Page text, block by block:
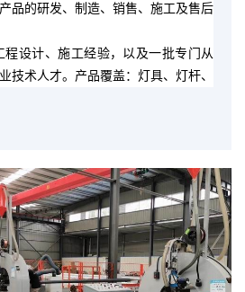
品的研发、制造、销售、施工及售后
程设计、施工经验，以及一批专门从
技术人才。产品覆盖：灯具、灯杆、
能控制器、锂电池、太阳能光伏电站
应用于市政道路照明、太阳能照明、
测、交通安全等多个领域，并针对不
性能良好，价格合理的系统方案，为
造专业可靠的产品。公司坚持走专业
技术和产品质量达到国际照明行业及
平。